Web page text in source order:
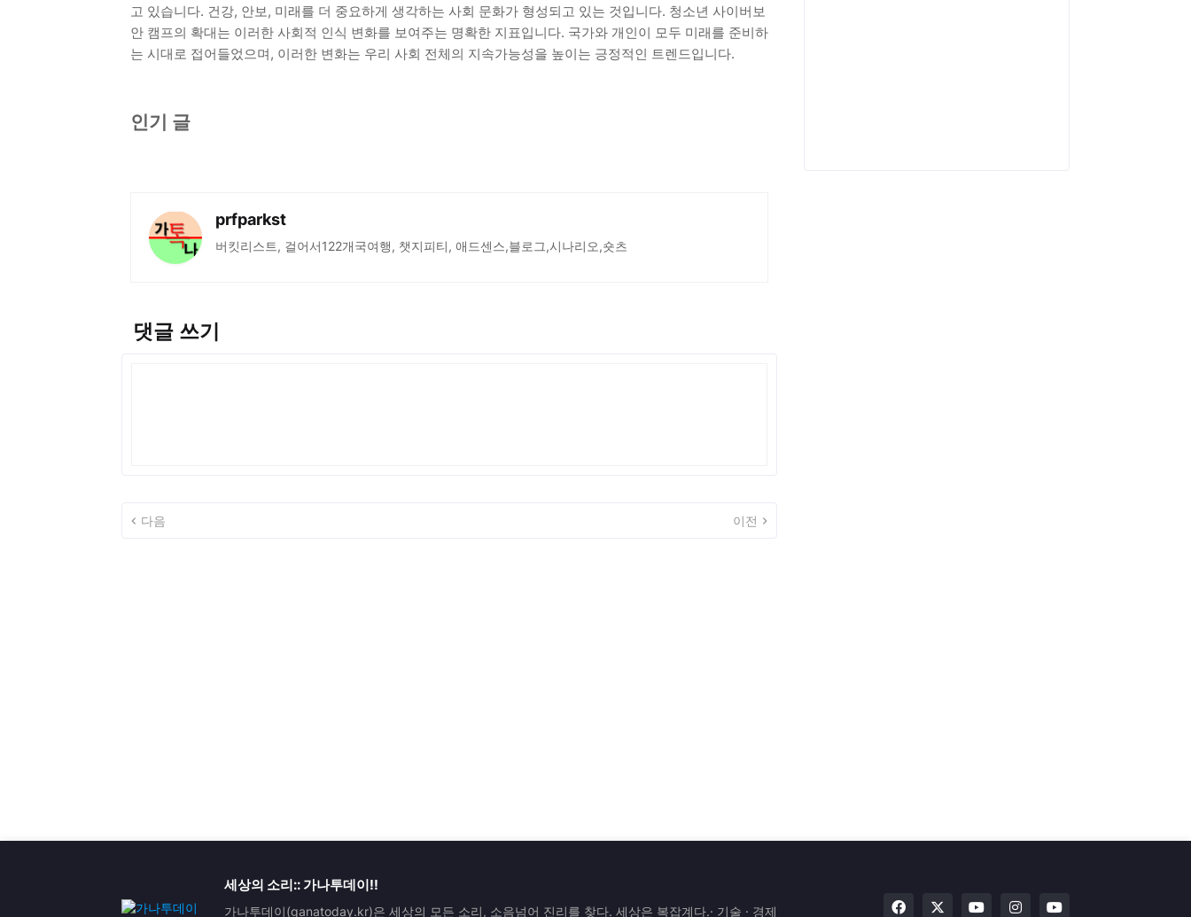
고 있습니다. 건강, 안보, 미래를 더 중요하게 생각하는 사회 문화가 형성되고 있는 것입니다. 청소년 사이버보
안 캠프의 확대는 이러한 사회적 인식 변화를 보여주는 명확한 지표입니다. 국가와 개인이 모두 미래를 준비하
는 시대로 접어들었으며, 이러한 변화는 우리 사회 전체의 지속가능성을 높이는 긍정적인 트렌드입니다.
인기 글
prfparkst
버킷리스트, 걸어서122개국여행, 챗지피티, 애드센스,블로그,시나리오,숏츠
댓글 쓰기
다음 이전
세상의 소리:: 가나투데이!!
가나투데이(ganatoday.kr)은 세상의 모든 소리, 소음넘어 진리를 찾다. 세상은 복잡계다.· 기술 · 경제